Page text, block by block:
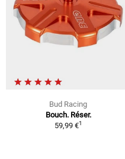
Bud Racing
Bouch. Réser.
59,99 €1